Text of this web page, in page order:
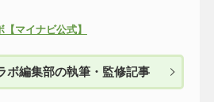
マイナビ公式】
ボ編集部の執筆・監修記事